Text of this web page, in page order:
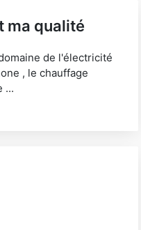
ma qualité
de l'électricité
, le chauffage
...